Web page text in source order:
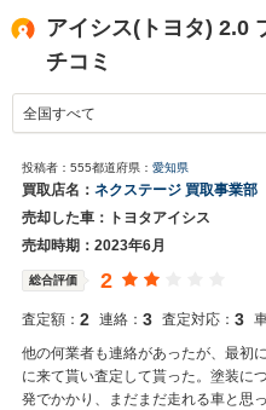
アイシス(トヨタ) 2.0
チコミ
投稿者：555都道府県： 愛知県
買取店名： ネクステージ 買取事業
売却した車：トヨタアイシス
売却時期：2023年6月
総合評価 2
査定額： 2 連絡： 3 査定対応： 3
他の何業者も連絡があったが、最初
に来て貰い査定して貰った。塗装に
発でかかり、まだまだ走れる車と思